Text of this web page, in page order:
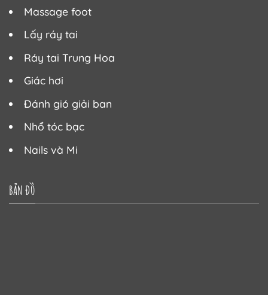
Massage foot
Lấy ráy tai
Ráy tai Trung Hoa
Giác hơi
Đánh gió giải ban
Nhổ tóc bạc
Nails và Mi
BẢN ĐỒ